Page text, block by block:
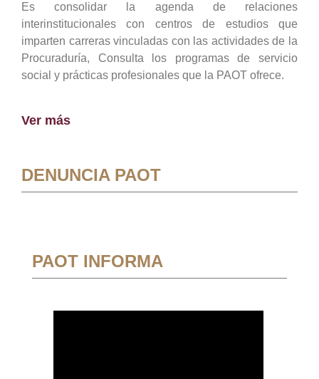
Es consolidar la agenda de relaciones
interinstitucionales con centros de estudios que
imparten carreras vinculadas con las actividades de la
Procuraduría, Consulta los programas de servicio
social y prácticas profesionales que la PAOT ofrece.
Ver más
DENUNCIA PAOT
PAOT INFORMA